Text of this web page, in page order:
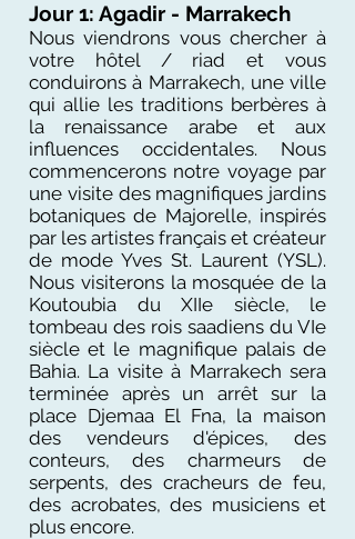
Jour 1: Agadir - Marrakech
Nous viendrons vous chercher à
votre hôtel / riad et vous
conduirons à Marrakech, une ville
qui allie les traditions berbères à
la renaissance arabe et aux
influences occidentales. Nous
commencerons notre voyage par
une visite des magnifiques jardins
botaniques de Majorelle, inspirés
par les artistes français et créateur
de mode Yves St. Laurent (YSL).
Nous visiterons la mosquée de la
Koutoubia du XIIe siècle, le
tombeau des rois saadiens du VIe
siècle et le magnifique palais de
Bahia. La visite à Marrakech sera
terminée après un arrêt sur la
place Djemaa El Fna, la maison
des vendeurs d'épices, des
conteurs, des charmeurs de
serpents, des cracheurs de feu,
des acrobates, des musiciens et
plus encore.